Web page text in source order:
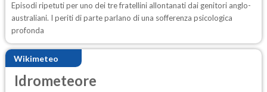
Episodi ripetuti per uno dei tre fratellini allontanati dai genitori anglo-
australiani. I periti di parte parlano di una sofferenza psicologica
profonda
Wikimeteo
Idrometeore